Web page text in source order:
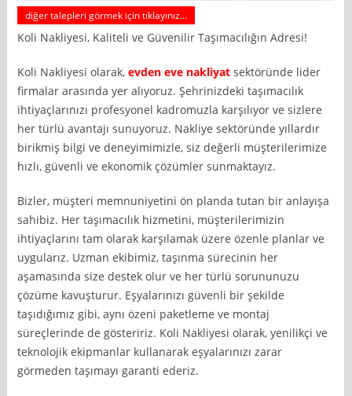
diğer talepleri görmek için tıklayınız...
Koli Nakliyesi, Kaliteli ve Güvenilir Taşımacılığın Adresi!
Koli Nakliyesi olarak,evden eve nakliyat sektöründe lider
firmalar arasında yer alıyoruz. Şehrinizdeki taşımacılık
ihtiyaçlarınızı profesyonel kadromuzla karşılıyor ve sizlere
her türlü avantajı sunuyoruz. Nakliye sektöründe yıllardır
birikmiş bilgi ve deneyimimizle, siz değerli müşterilerimize
hızlı, güvenli ve ekonomik çözümler sunmaktayız.
Bizler, müşteri memnuniyetini ön planda tutan bir anlayışa
sahibiz. Her taşımacılık hizmetini, müşterilerimizin
ihtiyaçlarını tam olarak karşılamak üzere özenle planlar ve
uygularız. Uzman ekibimiz, taşınma sürecinin her
aşamasında size destek olur ve her türlü sorununuzu
çözüme kavuşturur. Eşyalarınızı güvenli bir şekilde
taşıdığımız gibi, aynı özeni paketleme ve montaj
süreçlerinde de gösteririz. Koli Nakliyesi olarak, yenilikçi ve
teknolojik ekipmanlar kullanarak eşyalarınızı zarar
görmeden taşımayı garanti ederiz.